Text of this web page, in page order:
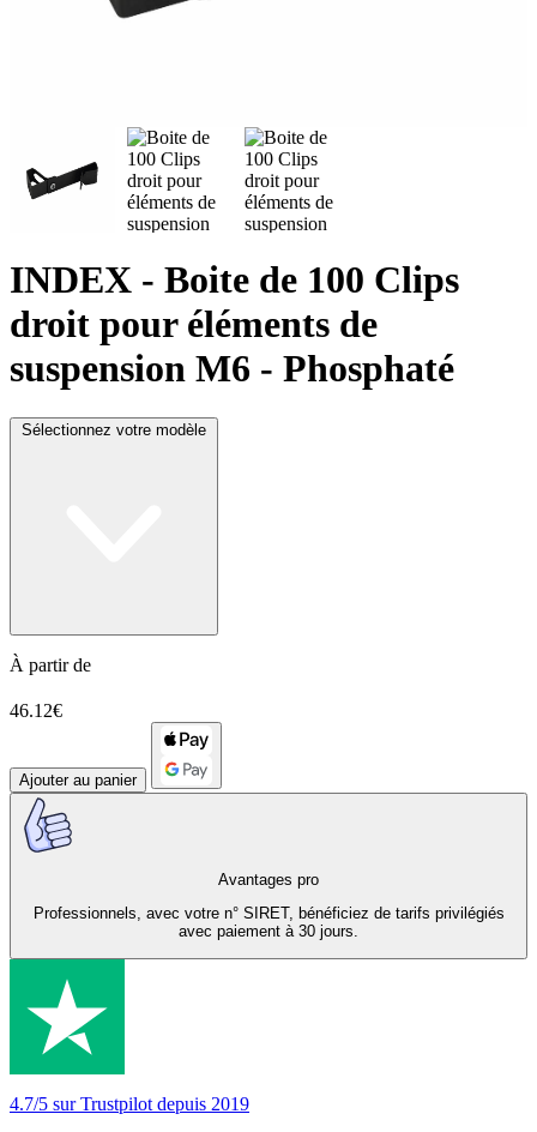
INDEX - Boite de 100 Clips
droit pour éléments de
suspension M6 - Phosphaté
Sélectionnez votre modèle
À partir de
46.12€
Ajouter au panier
Avantages pro
Professionnels, avec votre n° SIRET, bénéficiez de tarifs privilégiés
avec paiement à 30 jours.
4.7/5 sur Trustpilot depuis 2019